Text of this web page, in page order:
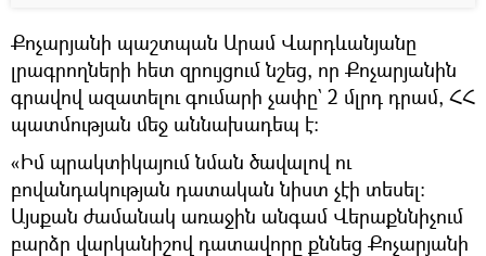
Քոչարյանի պաշտպան Արամ Վարդևանյանը
լրագրողների հետ զրույցում նշեց, որ Քոչարյանին
գրավով ազատելու գումարի չափը` 2 մլրդ դրամ, ՀՀ
պատմության մեջ աննախադեպ է։
«Իմ պրակտիկայում նման ծավալով ու
բովանդակության դատական նիստ չէի տեսել։
Այսքան ժամանակ առաջին անգամ Վերաքննիչում
բարձր վարկանիշով դատավորը քննեց Քոչարյանի